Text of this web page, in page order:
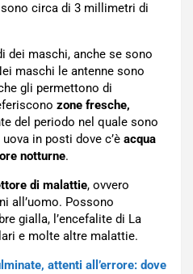
circa di 3 millimetri di
dei maschi, anche se sono
maschi le antenne sono
gli permettono di
zone fresche,
del periodo nel quale sono
in posti dove c’è acqua
notturne.
di malattie, ovvero
all’uomo. Possono
gialla, l’encefalite di La
e molte altre malattie.
attenti all’errore: dove